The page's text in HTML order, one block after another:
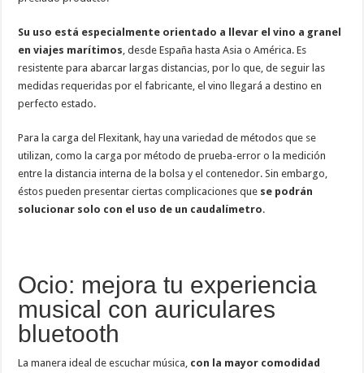
Su uso está especialmente orientado a llevar el vino a granel
en viajes marítimos , desde España hasta Asia o América. Es
resistente para abarcar largas distancias, por lo que, de seguir las
medidas requeridas por el fabricante, el vino llegará a destino en
perfecto estado.
Para la carga del Flexitank, hay una variedad de métodos que se
utilizan, como la carga por método de prueba-error o la medición
entre la distancia interna de la bolsa y el contenedor. Sin embargo,
éstos pueden presentar ciertas complicaciones que se podrán
solucionar solo con el uso de un caudalímetro.
Ocio: mejora tu experiencia
musical con auriculares
bluetooth
La manera ideal de escuchar música, con la mayor comodidad